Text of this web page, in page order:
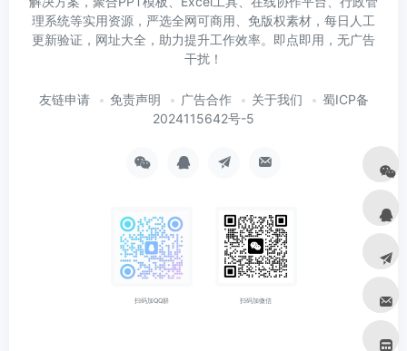
理系统等实用资源，严选全网可商用、免版权素材，每日人工
更新验证，网址大全，助力提升工作效率。即点即用，无广告
干扰！
友链申请 免责声明 广告合作 关于我们
蜀ICP备
2024115642号-5
扫码加QQ群 扫码加微信